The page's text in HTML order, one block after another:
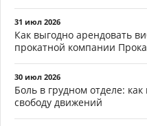
31 июл 2026
Как выгодно арендовать
прокатной компании
30 июл 2026
Боль в грудном отделе:
свободу движений